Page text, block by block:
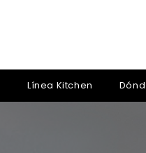
Línea Kitchen